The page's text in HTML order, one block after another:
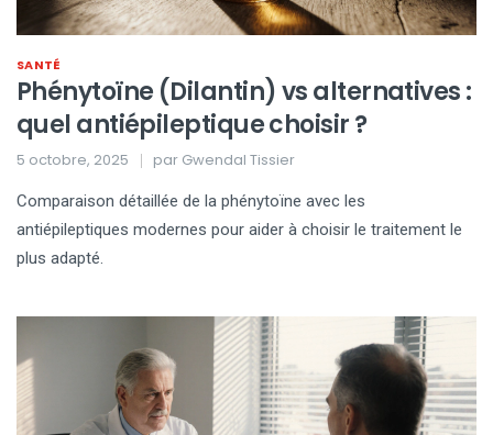
SANTÉ
Phénytoïne (Dilantin) vs alternatives :
quel antiépileptique choisir ?
5 octobre, 2025 par Gwendal Tissier
Comparaison détaillée de la phénytoïne avec les
antiépileptiques modernes pour aider à choisir le traitement le
plus adapté.